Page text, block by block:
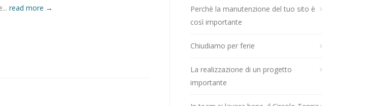
read more →
Perchè la manutenzione del tuo sito è
così importante
Chiudiamo per ferie
La realizzazione di un progetto
importante